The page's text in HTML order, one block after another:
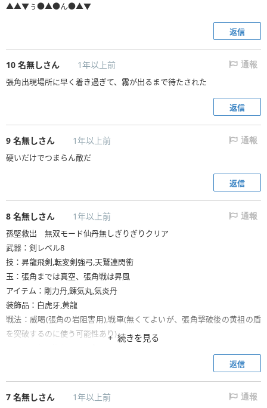
▲▲▼ぅ●▲●ん●▲▼
返信
10 名無しさん 1年以上前 通報
張角出現場所に早く着き過ぎて、霧が出るまで待たされた
返信
9 名無しさん 1年以上前 通報
硬いだけでつまらん敵だ
返信
8 名無しさん 1年以上前 通報
孫堅救出 無双モード仙丹無しぎりぎりクリア
武器：剣レベル8
技：昇龍飛剣,転変剣強弓,天鷲連閃衝
玉：張角までは真空、張角戦は昇風
アイテム：剛力丹,錬気丸,気炎丹
装飾品：白虎牙,黄龍
戦法：威喝(張角の岩阻害用),戦車(無くてよいが、張角撃破後の黄祖の盾
を突破するのに使う可能性あり)
張角戦は、出だし闘気使い切って無双状態へ移行し
続きを見る
返信
7 名無しさん 1年以上前 通報